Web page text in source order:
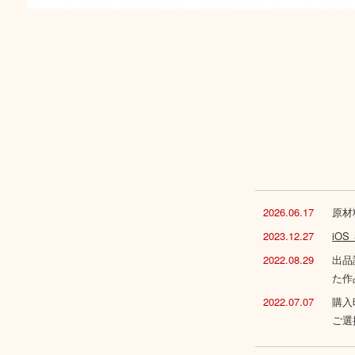
2026.06.17
原
2023.12.27
iOS
2022.08.29
出
た
2022.07.07
購
ご